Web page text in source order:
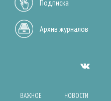
Подписка
Архив журналов
ВАЖНОЕ НОВОСТИ